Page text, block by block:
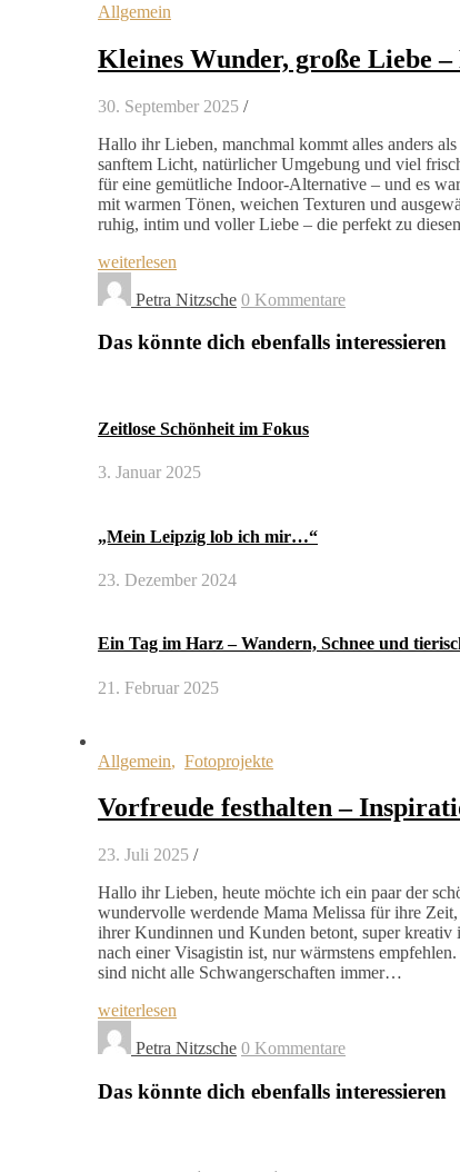
Allgemein
Kleines Wunder, große Liebe
30. September 2025 /
Hallo ihr Lieben, manchmal kommt alles anders
sanftem Licht, natürlicher Umgebung und viel
für eine gemütliche Indoor-Alternative – und es
mit warmen Tönen, weichen Texturen und
ruhig, intim und voller Liebe – die perfekt zu
weiterlesen
Petra Nitzsche 0 Kommentare
Das könnte dich ebenfalls interessieren
Zeitlose Schönheit im Fokus
3. Januar 2025
„Mein Leipzig lob ich mir…“
23. Dezember 2024
Ein Tag im Harz – Wandern, Schnee und
21. Februar 2025
Allgemein, Fotoprojekte
Vorfreude festhalten –
23. Juli 2025 /
Hallo ihr Lieben, heute möchte ich ein paar der
wundervolle werdende Mama Melissa für ihre
ihrer Kundinnen und Kunden betont, super kreativ
nach einer Visagistin ist, nur wärmstens
sind nicht alle Schwangerschaften immer…
weiterlesen
Petra Nitzsche 0 Kommentare
Das könnte dich ebenfalls interessieren